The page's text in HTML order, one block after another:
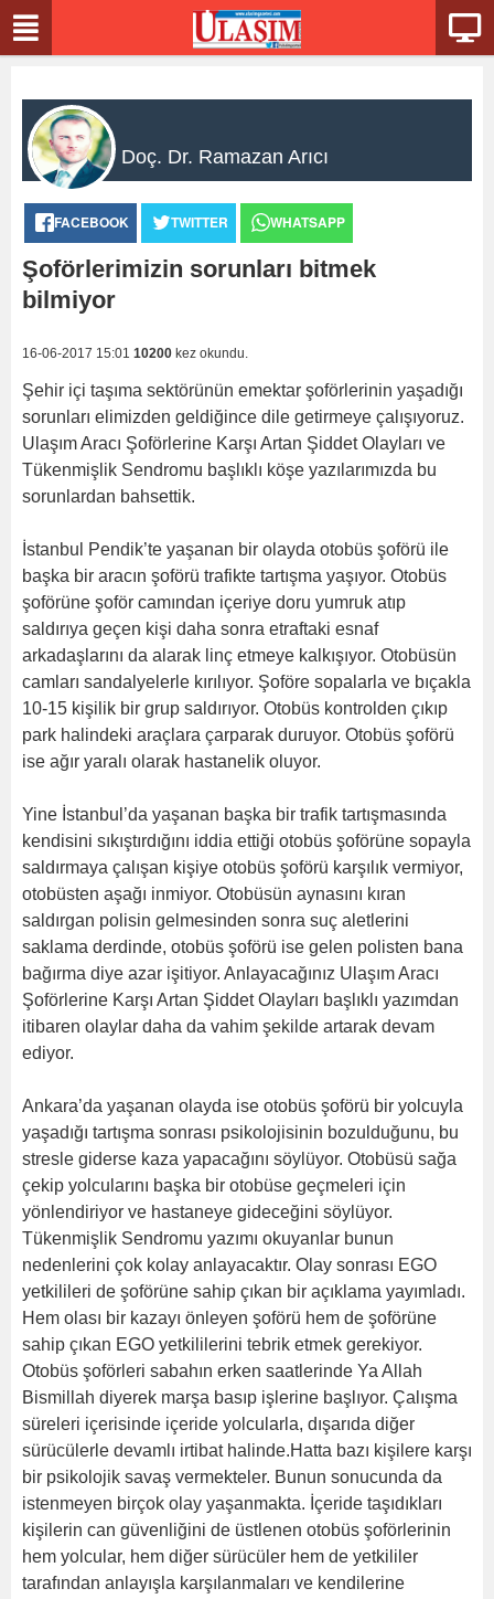
Doç. Dr. Ramazan Arıcı
FACEBOOK TWITTER WHATSAPP
Şoförlerimizin sorunları bitmek
bilmiyor
16-06-2017 15:01 10200 kez okundu.
Şehir içi taşıma sektörünün emektar şoförlerinin yaşadığı
sorunları elimizden geldiğince dile getirmeye çalışıyoruz.
Ulaşım Aracı Şoförlerine Karşı Artan Şiddet Olayları ve
Tükenmişlik Sendromu başlıklı köşe yazılarımızda bu
sorunlardan bahsettik.
İstanbul Pendik’te yaşanan bir olayda otobüs şoförü ile
başka bir aracın şoförü trafikte tartışma yaşıyor. Otobüs
şoförüne şoför camından içeriye doru yumruk atıp
saldırıya geçen kişi daha sonra etraftaki esnaf
arkadaşlarını da alarak linç etmeye kalkışıyor. Otobüsün
camları sandalyelerle kırılıyor. Şoföre sopalarla ve bıçakla
10-15 kişilik bir grup saldırıyor. Otobüs kontrolden çıkıp
park halindeki araçlara çarparak duruyor. Otobüs şoförü
ise ağır yaralı olarak hastanelik oluyor.
Yine İstanbul’da yaşanan başka bir trafik tartışmasında
kendisini sıkıştırdığını iddia ettiği otobüs şoförüne sopayla
saldırmaya çalışan kişiye otobüs şoförü karşılık vermiyor,
otobüsten aşağı inmiyor. Otobüsün aynasını kıran
saldırgan polisin gelmesinden sonra suç aletlerini
saklama derdinde, otobüs şoförü ise gelen polisten bana
bağırma diye azar işitiyor. Anlayacağınız Ulaşım Aracı
Şoförlerine Karşı Artan Şiddet Olayları başlıklı yazımdan
itibaren olaylar daha da vahim şekilde artarak devam
ediyor.
Ankara’da yaşanan olayda ise otobüs şoförü bir yolcuyla
yaşadığı tartışma sonrası psikolojisinin bozulduğunu, bu
stresle giderse kaza yapacağını söylüyor. Otobüsü sağa
çekip yolcularını başka bir otobüse geçmeleri için
yönlendiriyor ve hastaneye gideceğini söylüyor.
Tükenmişlik Sendromu yazımı okuyanlar bunun
nedenlerini çok kolay anlayacaktır. Olay sonrası EGO
yetkilileri de şoförüne sahip çıkan bir açıklama yayımladı.
Hem olası bir kazayı önleyen şoförü hem de şoförüne
sahip çıkan EGO yetkililerini tebrik etmek gerekiyor.
Otobüs şoförleri sabahın erken saatlerinde Ya Allah
Bismillah diyerek marşa basıp işlerine başlıyor. Çalışma
süreleri içerisinde içeride yolcularla, dışarıda diğer
sürücülerle devamlı irtibat halinde.Hatta bazı kişilere karşı
bir psikolojik savaş vermekteler. Bunun sonucunda da
istenmeyen birçok olay yaşanmakta. İçeride taşıdıkları
kişilerin can güvenliğini de üstlenen otobüs şoförlerinin
hem yolcular, hem diğer sürücüler hem de yetkililer
tarafından anlayışla karşılanmaları ve kendilerine